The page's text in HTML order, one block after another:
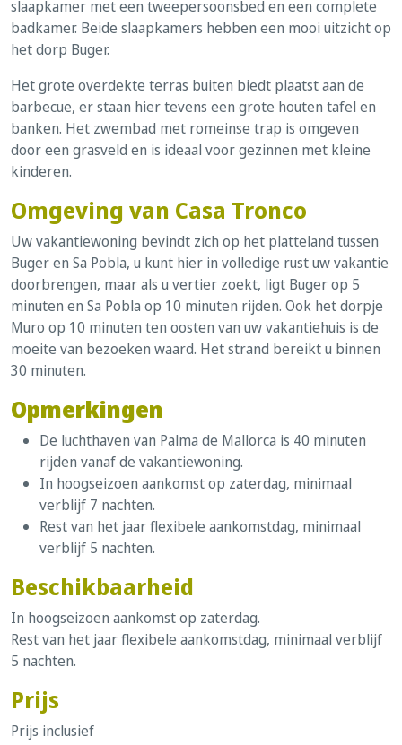
slaapkamer met een tweepersoonsbed en een complete
badkamer. Beide slaapkamers hebben een mooi uitzicht op
het dorp Buger.
Het grote overdekte terras buiten biedt plaatst aan de
barbecue, er staan hier tevens een grote houten tafel en
banken. Het zwembad met romeinse trap is omgeven
door een grasveld en is ideaal voor gezinnen met kleine
kinderen.
Omgeving van Casa Tronco
Uw vakantiewoning bevindt zich op het platteland tussen
Buger en Sa Pobla, u kunt hier in volledige rust uw vakantie
doorbrengen, maar als u vertier zoekt, ligt Buger op 5
minuten en Sa Pobla op 10 minuten rijden. Ook het dorpje
Muro op 10 minuten ten oosten van uw vakantiehuis is de
moeite van bezoeken waard. Het strand bereikt u binnen
30 minuten.
Opmerkingen
De luchthaven van Palma de Mallorca is 40 minuten
rijden vanaf de vakantiewoning.
In hoogseizoen aankomst op zaterdag, minimaal
verblijf 7 nachten.
Rest van het jaar flexibele aankomstdag, minimaal
verblijf 5 nachten.
Beschikbaarheid
In hoogseizoen aankomst op zaterdag.
Rest van het jaar flexibele aankomstdag, minimaal verblijf
5 nachten.
Prijs
Prijs inclusief